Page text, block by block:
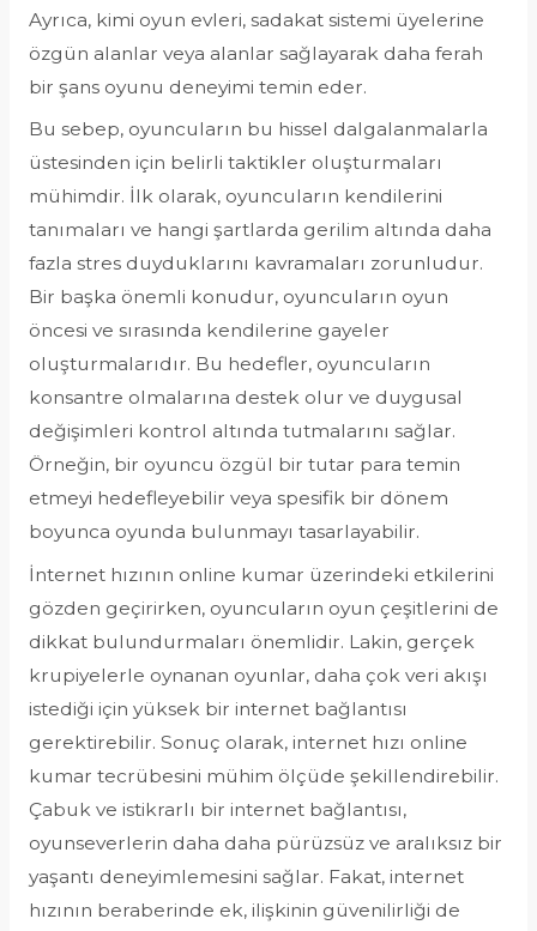
Ayrıca, kimi oyun evleri, sadakat sistemi üyelerine
özgün alanlar veya alanlar sağlayarak daha ferah
bir şans oyunu deneyimi temin eder.
Bu sebep, oyuncuların bu hissel dalgalanmalarla
üstesinden için belirli taktikler oluşturmaları
mühimdir. İlk olarak, oyuncuların kendilerini
tanımaları ve hangi şartlarda gerilim altında daha
fazla stres duyduklarını kavramaları zorunludur.
Bir başka önemli konudur, oyuncuların oyun
öncesi ve sırasında kendilerine gayeler
oluşturmalarıdır. Bu hedefler, oyuncuların
konsantre olmalarına destek olur ve duygusal
değişimleri kontrol altında tutmalarını sağlar.
Örneğin, bir oyuncu özgül bir tutar para temin
etmeyi hedefleyebilir veya spesifik bir dönem
boyunca oyunda bulunmayı tasarlayabilir.
İnternet hızının online kumar üzerindeki etkilerini
gözden geçirirken, oyuncuların oyun çeşitlerini de
dikkat bulundurmaları önemlidir. Lakin, gerçek
krupiyelerle oynanan oyunlar, daha çok veri akışı
istediği için yüksek bir internet bağlantısı
gerektirebilir. Sonuç olarak, internet hızı online
kumar tecrübesini mühim ölçüde şekillendirebilir.
Çabuk ve istikrarlı bir internet bağlantısı,
oyunseverlerin daha daha pürüzsüz ve aralıksız bir
yaşantı deneyimlemesini sağlar. Fakat, internet
hızının beraberinde ek, ilişkinin güvenilirliği de